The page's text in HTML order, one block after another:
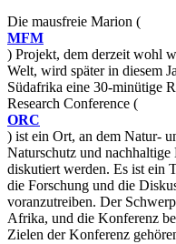
Die mausfreie Marion (
MFM
) Projekt, dem derzeit wohl
Welt, wird später in diesem
Südafrika eine 30-minütige
Research Conference (
ORC
) ist ein Ort, an dem Natur-
Naturschutz und
diskutiert werden. Es ist ein
die Forschung und die
voranzutreiben. Der
Afrika, und die Konferenz
Zielen der Konferenz